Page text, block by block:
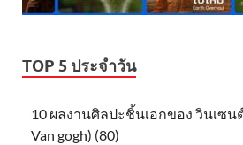
TOP 5 ประจำวัน
10 ผลงานศิลปะชิ้นเอกของ วินเซน
Van gogh) (80)